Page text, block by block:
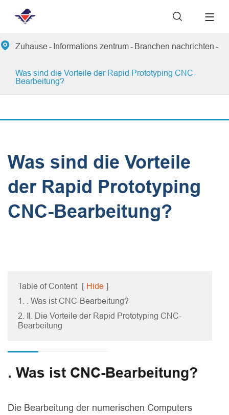

 Zuhause Informations zentrum Branchen nachrichten
Was sind die Vorteile der Rapid Prototyping CNC-
Bearbeitung?
Was sind die Vorteile
der Rapid Prototyping
CNC-Bearbeitung?
Table of Content [ Hide ]
1. . Was ist CNC-Bearbeitung?
2. Ⅱ. Die Vorteile der Rapid Prototyping CNC-
Bearbeitung
. Was ist CNC-Bearbeitung?
Die Bearbeitung der numerischen Computers